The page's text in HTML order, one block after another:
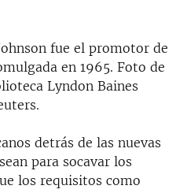
fue el promotor de
en 1965. Foto de
Lyndon Baines
detrás de las nuevas
para socavar los
los requisitos como